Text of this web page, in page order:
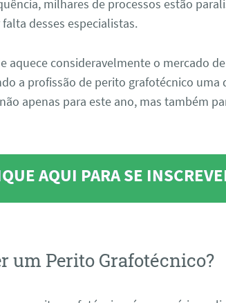
milhares de processos estão
desses especialistas.
aquece consideravelmente o mercado
a profissão de perito grafotécnico uma
apenas para este ano, mas também
AQUI PARA SE
um Perito Grafotécnico?